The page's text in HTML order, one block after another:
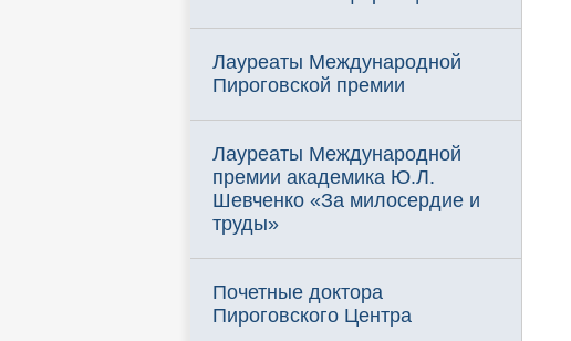
Лауреаты Международной
Пироговской премии
Лауреаты Международной
премии академика Ю.Л.
Шевченко «За милосердие и
труды»
Почетные доктора
Пироговского Центра